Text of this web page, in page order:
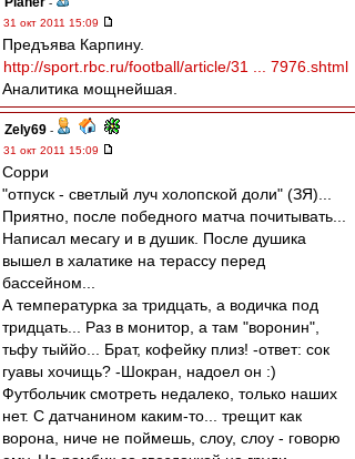
-
31 окт 2011 15:09
Предъява Карпину.
http://sport.rbc.ru/football/article/31 ... 7976.shtml
Аналитика мощнейшая.
Zely69 -
31 окт 2011 15:09
Сорри
"отпуск - светлый луч холопской доли" (ЗЯ)...
Приятно, после победного матча почитывать...
Написал месагу и в душик. После душика
вышел в халатике на терассу перед
бассейном...
А температурка за тридцать, а водичка под
тридцать... Раз в монитор, а там "воронин",
тьфу тыййо... Брат, кофейку плиз! -ответ: сок
гуавы хочищь? -Шокран, надоел он :)
Футбольчик смотреть недалеко, только наших
нет. С датчанином каким-то... трещит как
ворона, ниче не поймешь, слоу, слоу - говорю